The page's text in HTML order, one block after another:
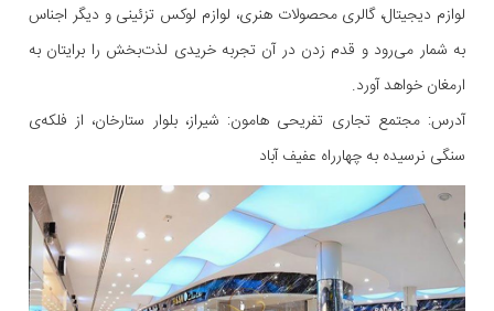
لوازم دیجیتال، گالری محصولات هنری، لوازم لوکس تزئینی و دیگر اجناس
به شمار می‌رود و قدم زدن در آن تجربه خریدی لذت‌بخش را برایتان به
ارمغان خواهد آورد.
آدرس: مجتمع تجاری تفریحی هامون: شیراز، بلوار ستارخان، از فلکه‌ی
سنگی نرسیده به چهارراه عفیف آباد